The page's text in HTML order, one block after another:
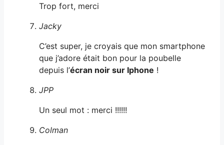
Trop fort, merci
Jacky
C’est super, je croyais que mon smartphone
que j’adore était bon pour la poubelle
depuis l’écran noir sur Iphone !
JPP
Un seul mot : merci !!!!!!
Colman